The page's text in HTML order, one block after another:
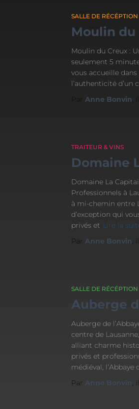
SALLE DE RÉCÉPTION
Moulin du
Moulin du Creux :
seulement 5
vous accueille
l’authenticité d’un
Par Anne Bonvin,
TRAITEUR & VINS
Domaine
Domaine La
Professionnels à
à mi-chemin entre
d’exception qui
privés et Lire la
Par Anne Bonvin,
SALLE DE RÉCÉPTION
Auberge
Auberge de
centre de
alliant charme
privés et
médiéval,
Par Anne Bonvin,